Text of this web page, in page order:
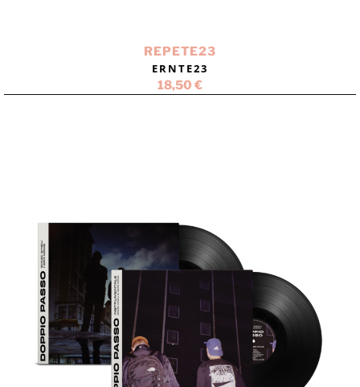
REPETE23
ERNTE23
18,50 €